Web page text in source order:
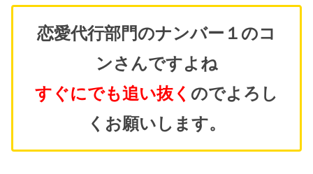
恋愛代行部門のナンバー１のコ
ンさんですよね
すぐにでも追い抜く のでよろし
くお願いします。